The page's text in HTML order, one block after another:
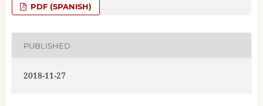
PDF (SPANISH)
PUBLISHED
2018-11-27